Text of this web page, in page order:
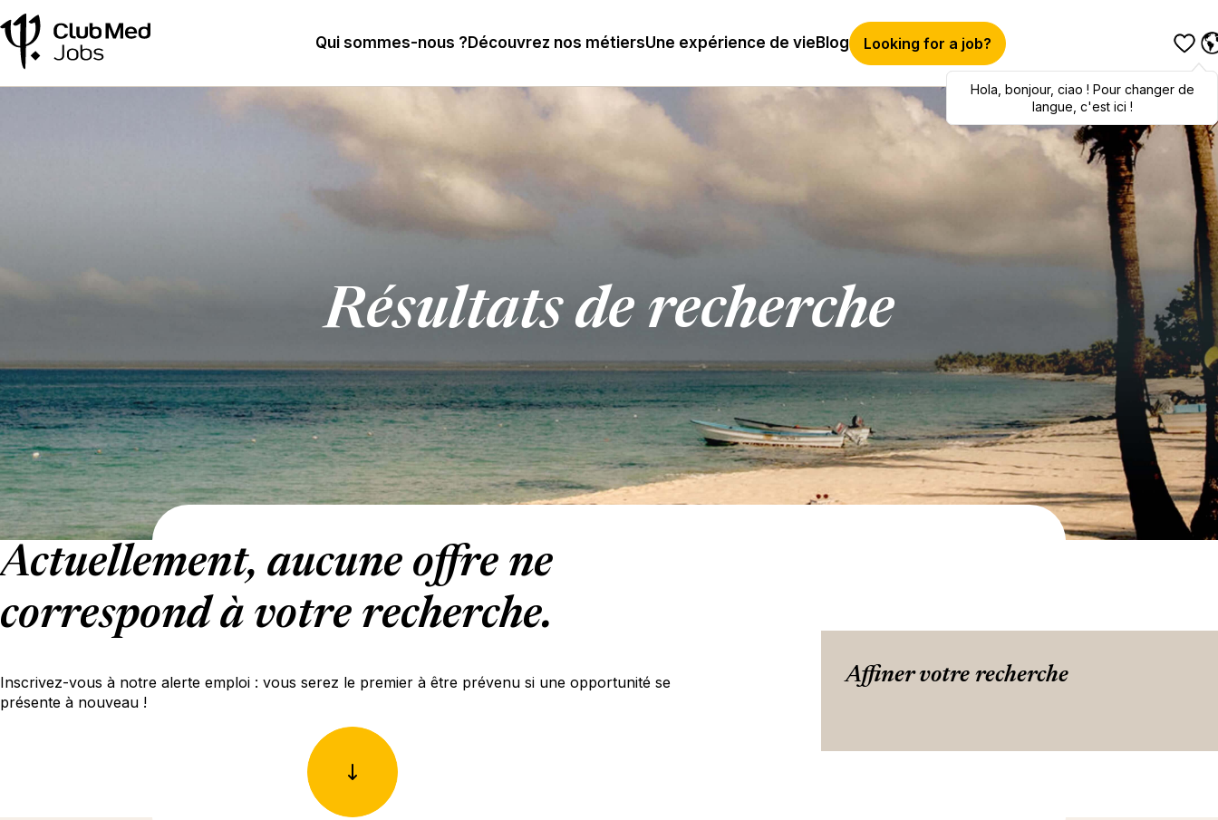
Qui sommes-nous ? Découvrez nos métiersUne expérience de vie Blog Looking for a job?
Hola,bonjour,ciao! To switch
languages, click here!
Hola bonjour, ciao ! Pour changer de
langue, c'est ici !
Résultats de recherche
Actuellement, aucune offre ne
correspond à votre recherche.
Inscrivez-vous à notre alerte emploi : vous serez le premier à être prévenu si une opportunité se
présente à nouveau !
Affiner votre recherche